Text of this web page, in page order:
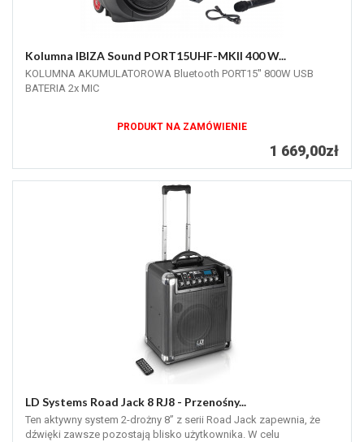
Kolumna IBIZA Sound PORT15UHF-MKII 400 W...
KOLUMNA AKUMULATOROWA Bluetooth PORT15'' 800W USB
BATERIA 2x MIC
PRODUKT NA ZAMÓWIENIE
1 669,00zł
LD Systems Road Jack 8 RJ8 - Przenośny...
Ten aktywny system 2-drożny 8” z serii Road Jack zapewnia, że
dźwięki zawsze pozostają blisko użytkownika. W celu